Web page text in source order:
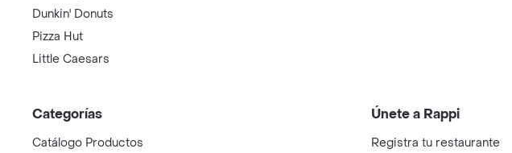
Dunkin' Donuts
Pizza Hut
Little Caesars
Categorías
Catálogo Productos
Únete a Rappi
Registra tu restaurante